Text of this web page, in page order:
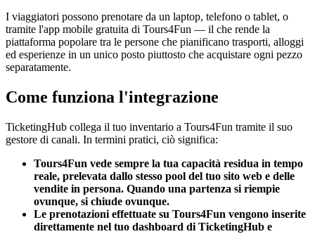
I viaggiatori possono prenotare da un laptop, telefono o tablet, o
tramite l'app mobile gratuita di Tours4Fun — il che rende la
piattaforma popolare tra le persone che pianificano trasporti, alloggi
ed esperienze in un unico posto piuttosto che acquistare ogni pezzo
separatamente.
Come funziona l'integrazione
TicketingHub collega il tuo inventario a Tours4Fun tramite il suo
gestore di canali. In termini pratici, ciò significa:
Tours4Fun vede sempre la tua capacità residua in tempo
reale, prelevata dallo stesso pool del tuo sito web e delle
vendite in persona. Quando una partenza si riempie
ovunque, si chiude ovunque.
Le prenotazioni effettuate su Tours4Fun vengono inserite
direttamente nel tuo dashboard di TicketingHub e